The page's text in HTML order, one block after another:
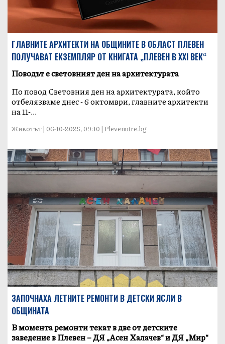
ГЛАВНИТЕ АРХИТЕКТИ НА ОБЩИНИТЕ В ОБЛАСТ ПЛЕВЕН
ПОЛУЧАВАТ ЕКЗЕМПЛЯР ОТ КНИГАТА „ПЛЕВЕН В XXI ВЕК“
Поводът е световният ден на архитектурата
По повод Световния ден на архитектурата, който
отбелязваме днес - 6 октомври, главните архитекти
на 11-...
Животът | 06-10-2025, 09:10 | Plevenutre.bg
ЗАПОЧНАХА ЛЕТНИТЕ РЕМОНТИ В ДЕТСКИ ЯСЛИ В
ОБЩИНАТА
В момента ремонти текат в две от детските
заведение в Плевен – ДЯ „Асен Халачев“ и ДЯ „Мир“